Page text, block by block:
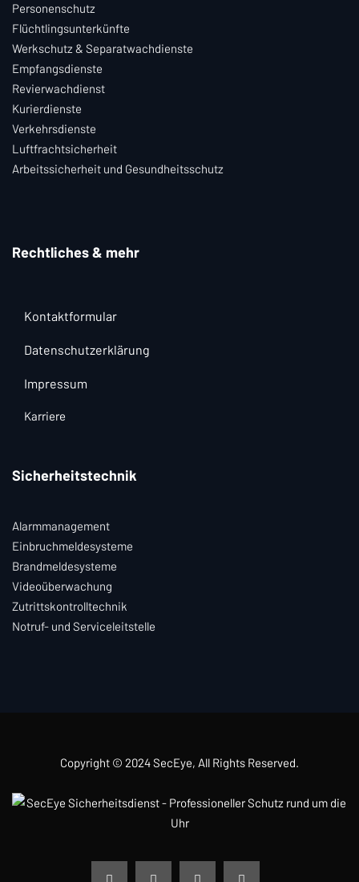
Personenschutz
Flüchtlingsunterkünfte
Werkschutz & Separatwachdienste
Empfangsdienste
Revierwachdienst
Kurierdienste
Verkehrsdienste
Luftfrachtsicherheit
Arbeitssicherheit und Gesundheitsschutz
Rechtliches & mehr
Kontaktformular
Datenschutzerklärung
Impressum
Karriere
Sicherheitstechnik
Alarmmanagement
Einbruchmeldesysteme
Brandmeldesysteme
Videoüberwachung
Zutrittskontrolltechnik
Notruf- und Serviceleitstelle
Copyright © 2024SecEye, All Rights Reserved.